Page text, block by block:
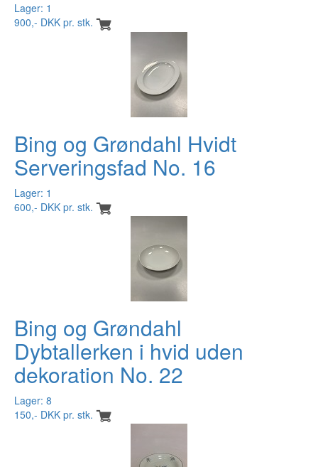
Lager: 1
900,- DKK pr. stk.
Bing og Grøndahl Hvidt
Serveringsfad No. 16
Lager: 1
600,- DKK pr. stk.
Bing og Grøndahl
Dybtallerken i hvid uden
dekoration No. 22
Lager: 8
150,- DKK pr. stk.